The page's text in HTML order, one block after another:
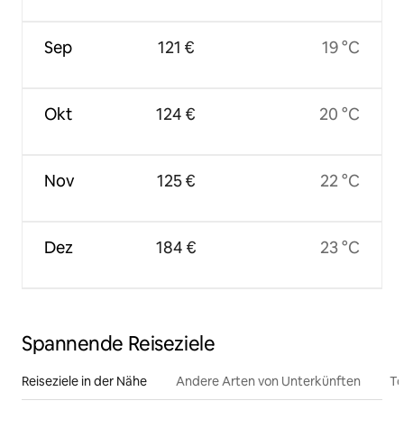
Sep
Okt
Nov
Dez
121 €
124 €
125 €
184 €
19 °C
20 °C
22 °C
23 °C
Spannende Reiseziele
Reiseziele in der Nähe Andere Arten von Unterkünften